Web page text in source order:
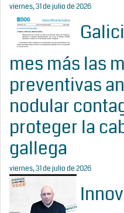
viernes, 31 de julio de 2026
mes más las
preventivas
nodular
proteger la
gallega
viernes, 31 de julio de 2026